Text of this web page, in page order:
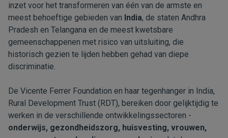
inzet voor het transformeren van één van de armste en
meest behoeftige gebieden van India, de staten Andhra
Pradesh en Telangana en de meest kwetsbare
gemeenschappenen met risico van uitsluiting, die
historisch gezien te lijden hebben gehad van diepe
discriminatie.
De Vicente Ferrer Foundation en haar tegenhanger in India,
Rural Development Trust (RDT), bereiken door gelijktijdig te
werken in de verschillende ontwikkelingssectoren -
onderwijs, gezondheidszorg, huisvesting, vrouwen,